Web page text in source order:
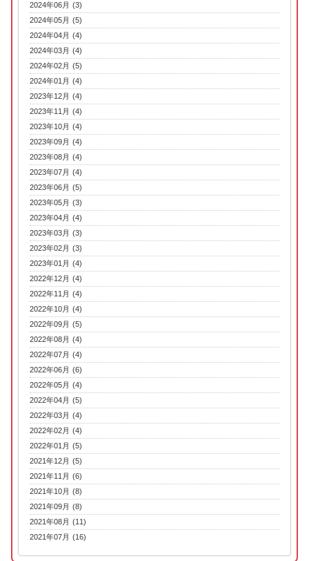
2024年06月 (3)
2024年05月 (5)
2024年04月 (4)
2024年03月 (4)
2024年02月 (5)
2024年01月 (4)
2023年12月 (4)
2023年11月 (4)
2023年10月 (4)
2023年09月 (4)
2023年08月 (4)
2023年07月 (4)
2023年06月 (5)
2023年05月 (3)
2023年04月 (4)
2023年03月 (3)
2023年02月 (3)
2023年01月 (4)
2022年12月 (4)
2022年11月 (4)
2022年10月 (4)
2022年09月 (5)
2022年08月 (4)
2022年07月 (4)
2022年06月 (6)
2022年05月 (4)
2022年04月 (5)
2022年03月 (4)
2022年02月 (4)
2022年01月 (5)
2021年12月 (5)
2021年11月 (6)
2021年10月 (8)
2021年09月 (8)
2021年08月 (11)
2021年07月 (16)